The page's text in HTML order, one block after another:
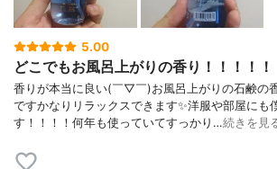
5.00
どこでもお風呂上がりの香り！！！！！
香りが本当に良い(￣▽￣)お風呂上がりの石鹸の
ですかなりリラックスできます✨洋服や部屋にも
す！！！！何年も使っていてすっかり…続きを見